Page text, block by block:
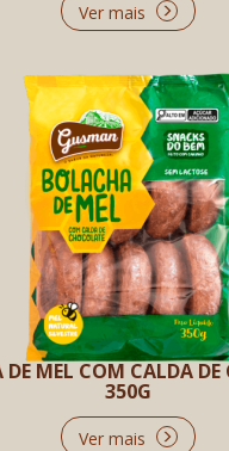
Ver mais
DE MEL COM CALDA
350G
Ver mais